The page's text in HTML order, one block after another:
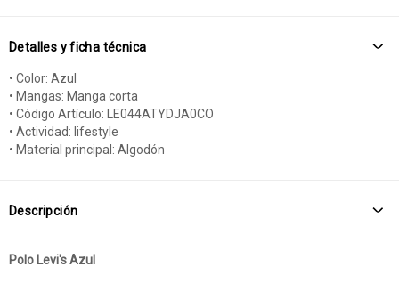
Detalles y ficha técnica
• Color: Azul
• Mangas: Manga corta
• Código Artículo: LE044ATYDJA0CO
• Actividad: lifestyle
• Material principal: Algodón
Descripción
Polo Levi's Azul